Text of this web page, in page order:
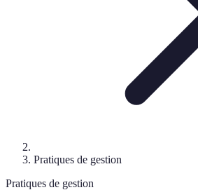
Pratiques de gestion
Pratiques de gestion